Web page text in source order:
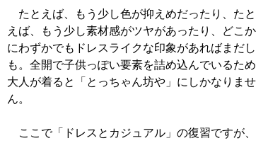
たとえば、もう少し色が抑えめだったり、たと
えば、もう少し素材感がツヤがあったり、どこか
にわずかでもドレスライクな印象があればまだし
も。全開で子供っぽい要素を詰め込んでいるため
大人が着ると「とっちゃん坊や」にしかなりませ
ん。
ここで「ドレスとカジュアル」の復習ですが、